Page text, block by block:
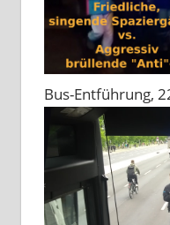
Bus-Entführung,